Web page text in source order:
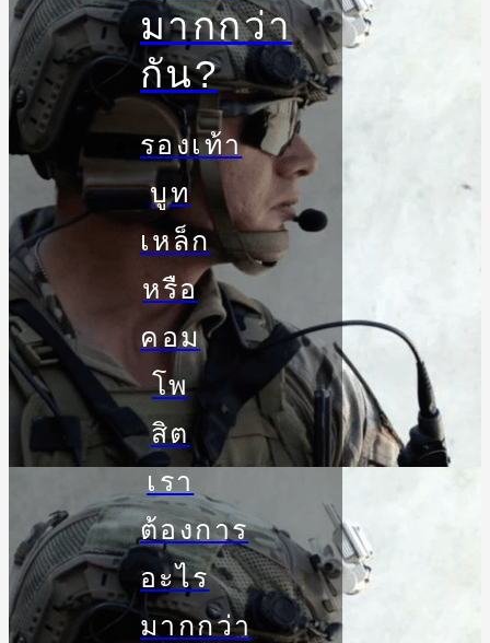
มากกว่า
กัน?
รองเท้า
บูท
เหล็ก
หรือ
คอม
โพ
สิต
เรา
ต้องการ
อะไร
มากกว่า